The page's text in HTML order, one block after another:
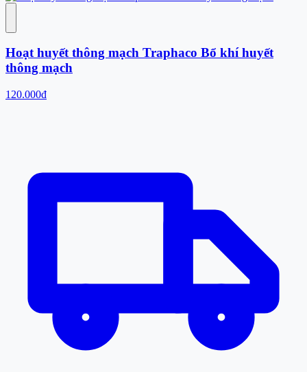
Hoạt huyết thông mạch Traphaco Bổ khí huyết
thông mạch
120.000đ